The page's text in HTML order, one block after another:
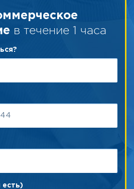
в течение 1 часа
есть)